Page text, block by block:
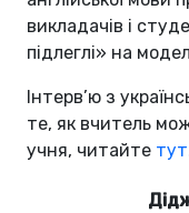
викладачів і
підлеглі» на
Інтерв’ю з
те, як вчитель
учня, читайте тут